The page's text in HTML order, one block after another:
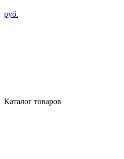
руб.
Каталог товаров